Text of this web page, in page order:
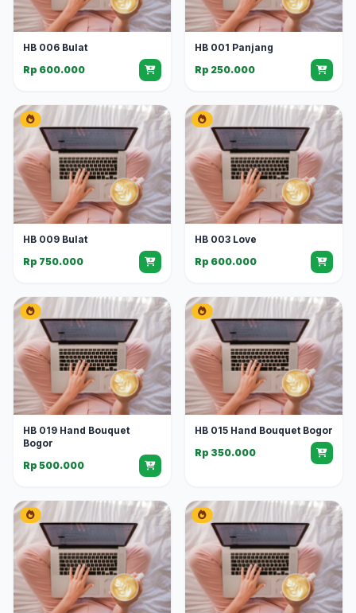
HB 006 Bulat
Rp 600.000
HB 001 Panjang
Rp 250.000
HB 009 Bulat
Rp 750.000
HB 003 Love
Rp 600.000
HB 019 Hand Bouquet
Bogor
Rp 500.000
HB 015 Hand Bouquet Bogor
Rp 350.000